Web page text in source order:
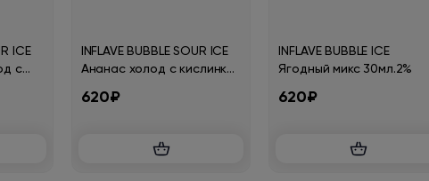
ICE
с
INFLAVE BUBBLE SOUR ICE
Ананас холод с кислинкой
620₽
INFLAVE BUBBLE ICE
Ягодный микс 30мл.2%
620₽